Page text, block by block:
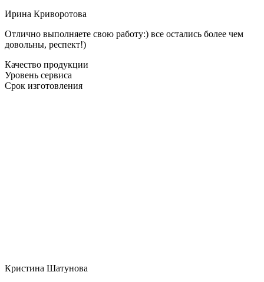
Ирина Криворотова
Отлично выполняете свою работу:) все остались более чем
довольны, респект!)
Качество продукции
Уровень сервиса
Срок изготовления
Кристина Шатунова